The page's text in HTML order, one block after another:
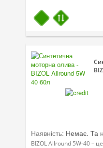
Наявність: Немає. Та
BIZOL Allround 5W-40 –